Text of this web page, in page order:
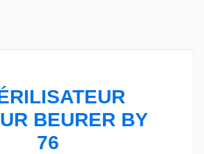
BEURER BY
76